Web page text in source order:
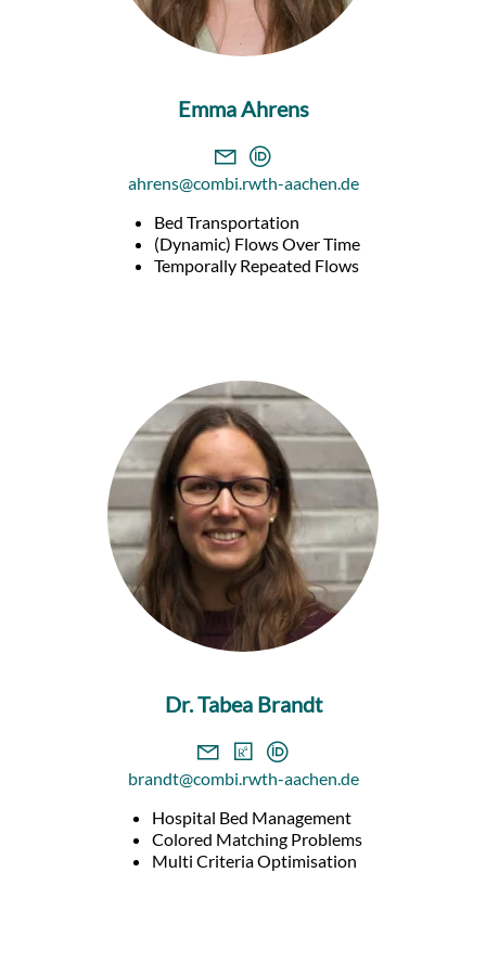
Emma Ahrens
ahrens@combi.rwth-aachen.de
Bed Transportation
(Dynamic) Flows Over Time
Temporally Repeated Flows
Dr. Tabea Brandt
brandt@combi.rwth-aachen.de
Hospital Bed Management
Colored Matching Problems
Multi Criteria Optimisation